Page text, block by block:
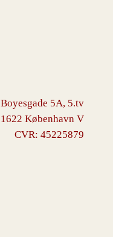
Boyesgade 5A, 5.tv
1622 København V
CVR: 45225879